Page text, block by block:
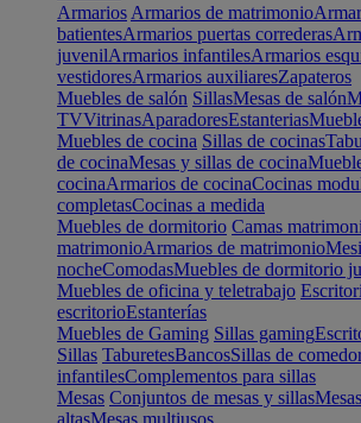
Armarios Armarios de matrimonio
batientesArmarios puertas correderas
juvenilArmarios infantilesArmarios
vestidoresArmarios auxiliaresZapateros
Muebles de salón SillasMesas de salón
TVVitrinasAparadoresEstanterias
Muebles de cocina Sillas de cocinas
de cocinaMesas y sillas de cocina
cocinaArmarios de cocinaCocinas
completasCocinas a medida
Muebles de dormitorio Camas
matrimonioArmarios de matrimonio
nocheComodasMuebles de dormitorio
Muebles de oficina y teletrabajo
escritorioEstanterías
Muebles de Gaming Sillas gaming
Sillas TaburetesBancosSillas de
infantilesComplementos para sillas
Mesas Conjuntos de mesas y sillas
altasMesas multiusos